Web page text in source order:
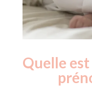
Quelle
Année
Nouveaux-
nés